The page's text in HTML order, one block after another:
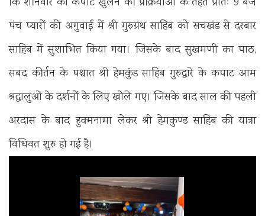
पंच प्यारों की अगुवाई में श्री गुरुग्रंथ साहिब को सचखंड से दरबार
साहिब में सुशाभित किया गया। जिसके बाद सुखमणी का पाठ,
सबद कीर्तन के पश्चात श्री हेमकुंड साहिब गुरुद्वारे के कपाट आम
श्रद्धालुओं के दर्शनों के लिए खोले गए। जिसके बाद साल की पहली
अरदास के बाद हुक्मनामा लेकर श्री हेमकुण्ड साहिब की यात्रा
विधिवत शुरु हो गई है।